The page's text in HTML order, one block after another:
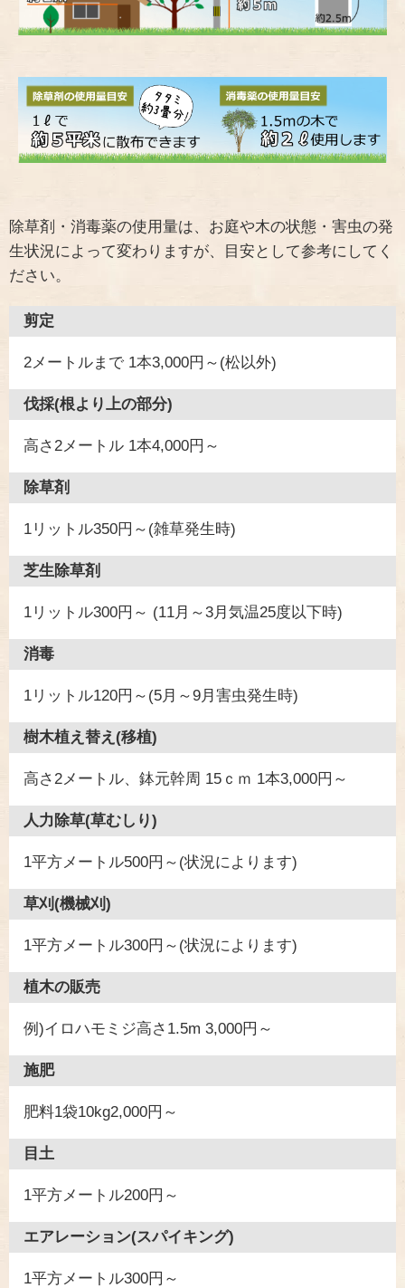
除草剤・消毒薬の使用量は、お庭や木の状態・害虫の発
生状況によって変わりますが、目安として参考にしてく
ださい。
剪定
2メートルまで 1本3,000円～(松以外)
伐採(根より上の部分)
高さ2メートル 1本4,000円～
除草剤
1リットル350円～(雑草発生時)
芝生除草剤
1リットル300円～ (11月～3月気温25度以下時)
消毒
1リットル120円～(5月～9月害虫発生時)
樹木植え替え(移植)
高さ2メートル、鉢元幹周 15ｃｍ 1本3,000円～
人力除草(草むしり)
1平方メートル500円～(状況によります)
草刈(機械刈)
1平方メートル300円～(状況によります)
植木の販売
例)イロハモミジ高さ1.5m 3,000円～
施肥
肥料1袋10kg2,000円～
目土
1平方メートル200円～
エアレーション(スパイキング)
1平方メートル300円～